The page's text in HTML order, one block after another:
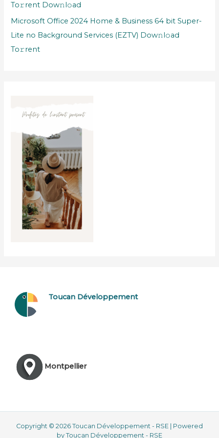
To𝚛rent Dow𝚗l𝚘ad
Microsoft Office 2024 Home & Business 64 bit Super-
Lite no Background Services (EZTV) Dow𝚗l𝚘ad
To𝚛rent
Toucan Développement
Montpellier
Copyright © 2026 Toucan Développement - RSE | Powered
by Toucan Développement - RSE